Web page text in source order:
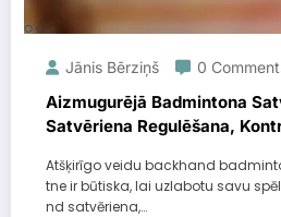
Jānis Bērziņš 0
Aizmugurējā Badmintona
Satvēriena Regulēšana,
Atšķirīgo veidu backhand
tne ir būtiska, lai uzlabotu savu
nd satvēriena,…